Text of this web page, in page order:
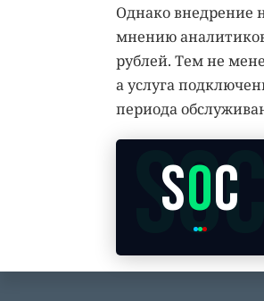
Однако внедрение
мнению
рублей. Тем не
а услуга
периода
SOC
SOC